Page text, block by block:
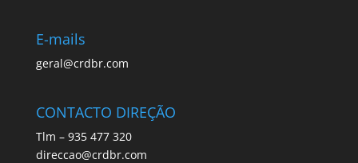
E-mails
geral@crdbr.com
CONTACTO DIREÇÃO
Tlm – 935 477 320
direccao@crdbr.com